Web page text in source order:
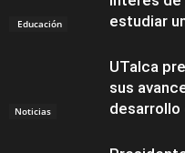
Educación
estudiar
Noticias
UTalca
sus
desarrollo